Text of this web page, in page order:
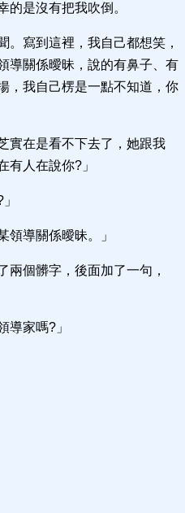
的是沒有把我吹倒。
。寫到這裡，我自己都想笑，
導關係曖昧，說的有鼻子、有
，我自己楞是一點不知道，你
實在是看不下去了，她跟我
有人在說你?」
領導關係曖昧。」
兩個髒字，後面加了一句，
導家嗎?」